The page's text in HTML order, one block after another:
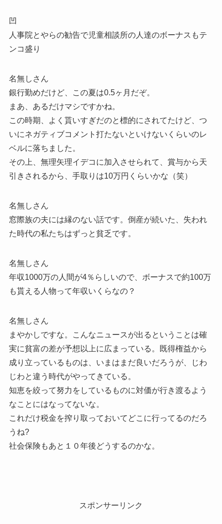
凹
人事院とやらの勧告で児童相談所の人達のボーナスもテ
ンコ盛り
名無しさん
銀行勤めだけど、この夏は0.5ヶ月だぞ。
まあ、あるだけマシですかね。
この時期、よく貰いすぎだのと標的にされてたけど、つ
いにネガティブコメント打たないといけないくらいのレ
ベルに落ちました。
その上、無理矢理イデコに加入させられて、賞与から天
引きされるから、手取りは10万円くらいかな（笑）
名無しさん
窓際族の夫には縁のない話です。倒産が続いた、失われ
た時代の私たちはずっと貧乏です。
名無しさん
年収1000万の人間が4％らしいので、ボーナスで約100万
も貰える人物って年収いくらなの？
名無しさん
まやかしですな。こんなニュースが出るということは確
実に貧富の差が予想以上に広まっている。既得権益から
成り立っているものは、いまはまだ良いだろうが、じわ
じわと違う時代がやってきている。
知恵を絞って努力をしているものに対価が行き渡るよう
なことにはなってないな。
これだけ税金を搾り取っておいてどこに行ってるのだろ
うね?
社会保険もあと１０年後どうするのかな。
スポンサーリンク